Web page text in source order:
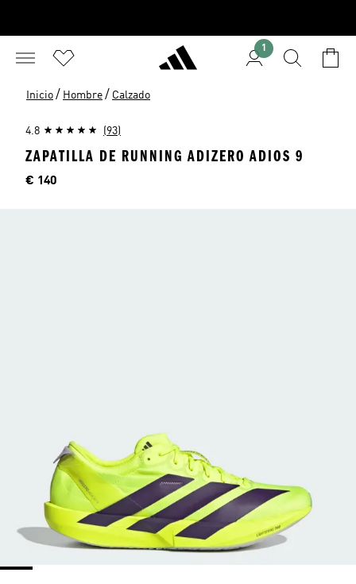
1
Inicio / Hombre / Calzado
4.8 (93)
ZAPATILLA DE RUNNING ADIZERO ADIOS 9
Precio
€ 140